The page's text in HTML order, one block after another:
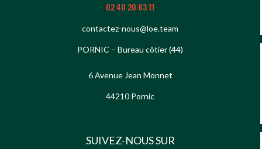
02 40 20 63 11
contactez-nous@loe.team
PORNIC – Bureau côtier (44)
6 Avenue Jean Monnet
44210 Pornic
SUIVEZ-NOUS SUR